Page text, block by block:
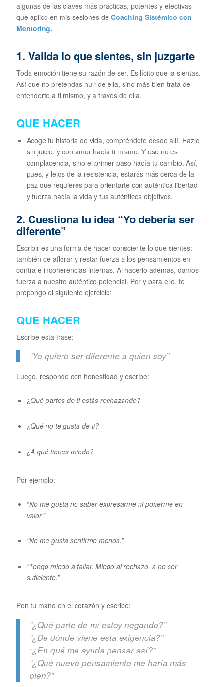
algunas de las claves más prácticas, potentes y efectivas
que aplico en mis sesiones de Coaching Sistémico con
Mentoring.
1. Valida lo que sientes, sin juzgarte
Toda emoción tiene su razón de ser. Es lícito que la sientas.
Así que no pretendas huir de ella, sino más bien trata de
entenderte a ti mismo, y a través de ella.
QUE HACER
Acoge tu historia de vida, compréndete desde allí. Hazlo
sin juicio, y con amor hacía ti mismo. Y eso no es
complacencia, sino el primer paso hacía tu cambio. Así,
pues, y lejos de la resistencia, estarás más cerca de la
paz que requieres para orientarte con auténtica libertad
y fuerza hacía la vida y tus auténticos objetivos.
2. Cuestiona tu idea “Yo debería ser
diferente”
Escribir es una forma de hacer consciente lo que sientes;
también de aflorar y restar fuerza a los pensamientos en
contra e incoherencias internas. Al hacerlo además, damos
fuerza a nuestro auténtico potencial. Por y para ello, te
propongo el siguiente ejercicio:
QUE HACER
Escribe esta frase:
“Yo quiero ser diferente a quien soy”
Luego, responde con honestidad y escribe:
¿Qué partes de ti estás rechazando?
¿Qué no te gusta de ti?
¿A qué tienes miedo?
Por ejemplo:
“No me gusta no saber expresarme ni ponerme en
valor.”
“No me gusta sentirme menos.”
“Tengo miedo a fallar. Miedo al rechazo, a no ser
suficiente.”
Pon tu mano en el corazón y escribe:
“¿Qué parte de mí estoy negando?”
“¿De dónde viene esta exigencia?”
“¿En qué me ayuda pensar así?”
“¿Qué nuevo pensamiento me haría más
bien?”